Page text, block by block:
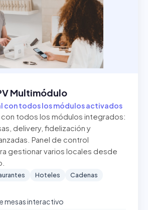
Multimódulo
con todos los módulos activados
con todos los módulos integrados:
delivery, fidelización y
Panel de control
gestionar varios locales desde
Hoteles
Cadenas
mesas interactivo